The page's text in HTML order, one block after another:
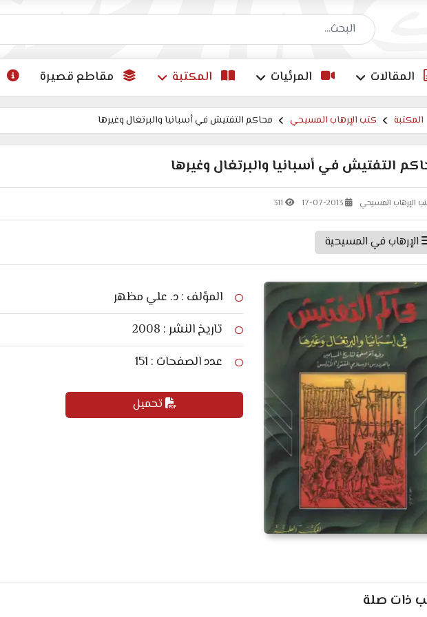
البحث عن إجابات
المقالات المرئيات المكتبة مقاطع قصيرة
المكتبة كتب الإرهاب المسيحي محاكم التفتيش في أسبانيا والبرتغال وغيرها
التفتيش في أسبانيا والبرتغال وغيرها
الإرهاب المسيحي 17-07-2013
311
الإرهاب في المسيحية
المؤلف : د. علي مظهر
تاريخ النشر : 2008
عدد الصفحات : 151
تحميل
ذات صلة